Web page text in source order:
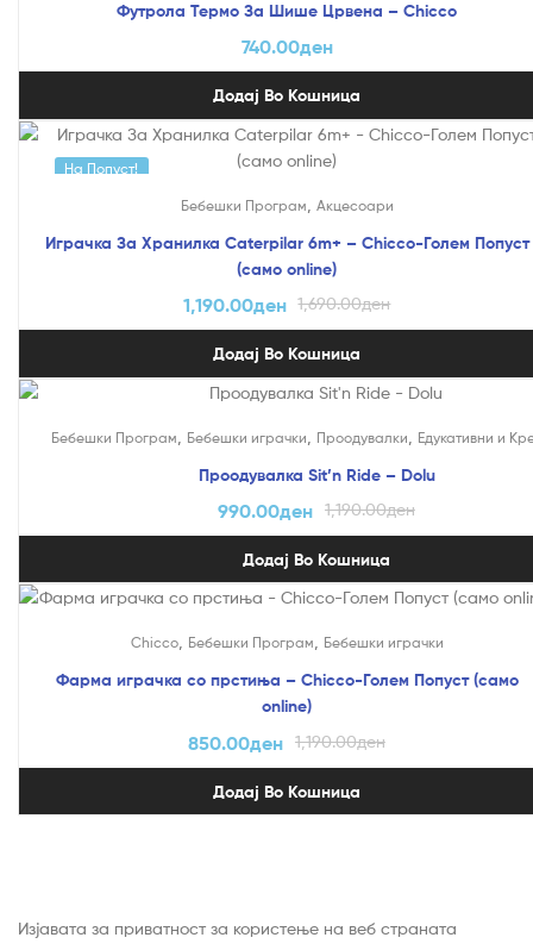
Футрола Термо За Шише Црвена – Chicco
740.00ден
Додај Во Кошница
На Попуст!
Бебешки Програм Акцесоари
Играчка За Хранилка Caterpilar 6m+ – Chicco-Голем Попуст
(само online)
1,690.00ден
1,190.00ден
Додај Во Кошница
Бебешки Програм Бебешки играчки Проодувалки Едукативни и
Проодувалка Sit’n Ride – Dolu
1,190.00ден
990.00ден
Додај Во Кошница
Chicco, Бебешки Програм, Бебешки играчки
Фарма играчка со прстиња – Chicco-Голем Попуст (само
online)
1,190.00ден
850.00ден
Додај Во Кошница
Изјавата за приватност за користење на веб страната